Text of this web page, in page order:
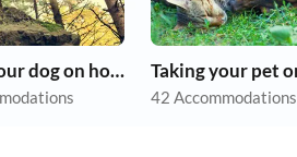
Taking your dog on holiday
42 Accommodations